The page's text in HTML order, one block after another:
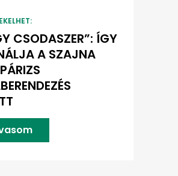
CSODASZER”: ÍGY
A SZAJNA